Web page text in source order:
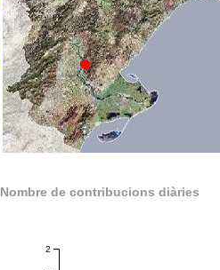
Nombre de contribucions diàries
2